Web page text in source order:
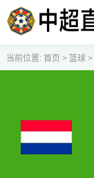
当前位置: 首页 > 篮球>